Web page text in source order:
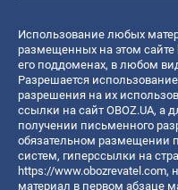
Использование любых
размещенных на этом сайте
его поддоменах, в любом
Разрешается
разрешения на их
ссылки на сайт OBOZ.UA, а
получении письменного
обязательном размещении
систем, гиперссылки на
https://www.obozrevatel.com,
материал в первом абзаце